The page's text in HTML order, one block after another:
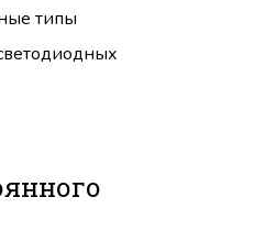
типы